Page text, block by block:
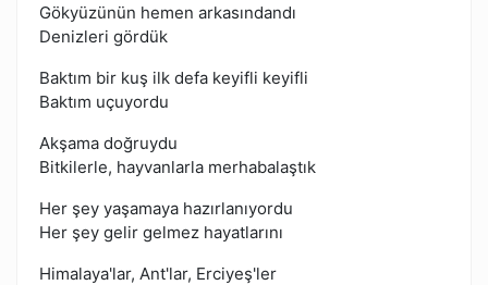
Gökyüzünün hemen arkasındandı
Denizleri gördük
Baktım bir kuş ilk defa keyifli keyifli
Baktım uçuyordu
Akşama doğruydu
Bitkilerle, hayvanlarla merhabalaştık
Her şey yaşamaya hazırlanıyordu
Her şey gelir gelmez hayatlarını
Himalaya'lar, Ant'lar, Erciyeş'ler